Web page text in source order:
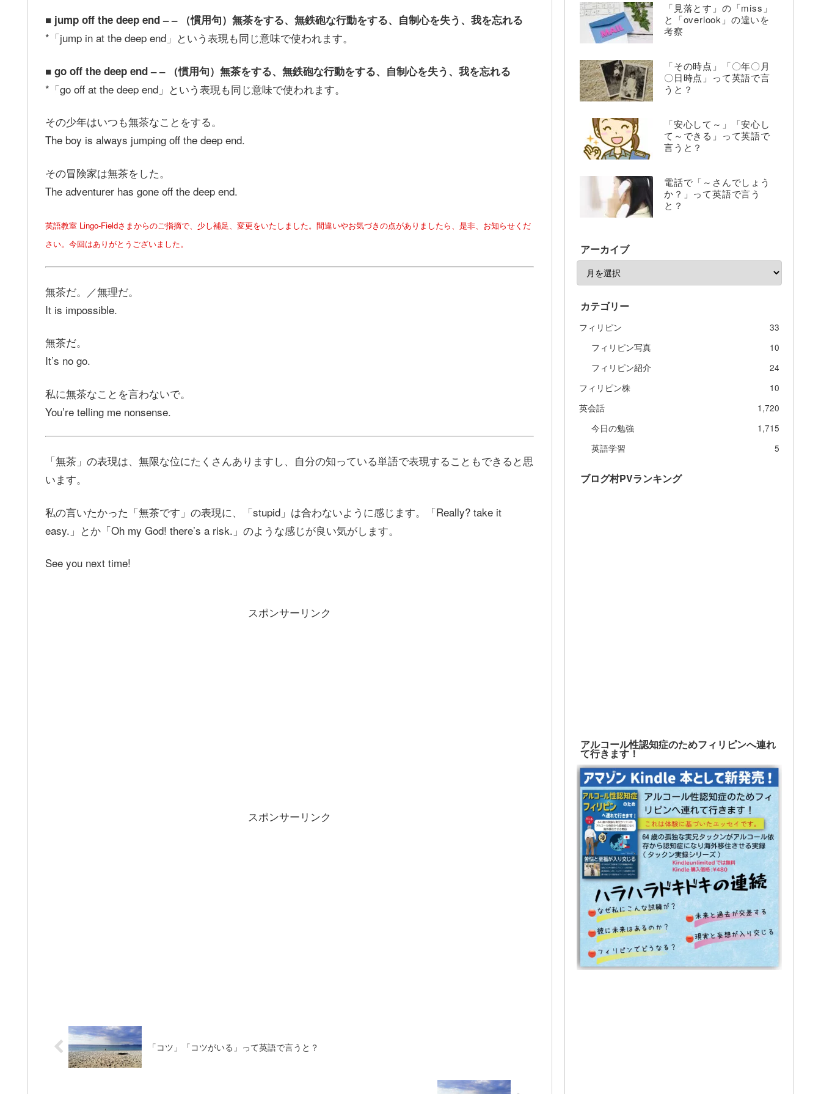
■ jump off the deep end – – （慣用句）無茶をする、無鉄砲な行動をする、自制心を失う、我を忘れる
*「jump in at the deep end」という表現も同じ意味で使われます。
■ go off the deep end – – （慣用句）無茶をする、無鉄砲な行動をする、自制心を失う、我を忘れる
*「go off at the deep end」という表現も同じ意味で使われます。
その少年はいつも無茶なことをする。
The boy is always jumping off the deep end.
その冒険家は無茶をした。
The adventurer has gone off the deep end.
英語教室 Lingo-Fieldさまからのご指摘で、少し補足、変更をいたしました。間違いやお気づきの点がありましたら、是非、お知らせくだ
さい。今回はありがとうございました。
無茶だ。／無理だ。
It is impossible.
無茶だ。
It’s no go.
私に無茶なことを言わないで。
You’re telling me nonsense.
「無茶」の表現は、無限な位にたくさんありますし、自分の知っている単語で表現することもできると思
います。
私の言いたかった「無茶です」の表現に、「stupid」は合わないように感じます。「Really? take it
easy.」とか「Oh my God! there’s a risk.」のような感じが良い気がします。
See you next time!
スポンサーリンク
スポンサーリンク
「コツ」「コツがいる」って英語で言うと？
「見落とす」の「miss」
と「overlook」の違いを
考察
「その時点」「〇年〇月
〇日時点」って英語で言
うと？
「安心して～」「安心し
て～できる」って英語で
言うと？
電話で「～さんでしょう
か？」って英語で言う
と？
アーカイブ
カテゴリー
フィリピン
33
フィリピン写真
10
フィリピン紹介
24
フィリピン株
10
英会話
1,720
今日の勉強
1,715
英語学習
5
ブログ村PVランキング
アルコール性認知症のためフィリピンへ連れ
て行きます！